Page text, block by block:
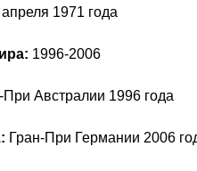
апреля 1971 года
1996-2006
При Австралии 1996 года
Гран-При Германии 2006